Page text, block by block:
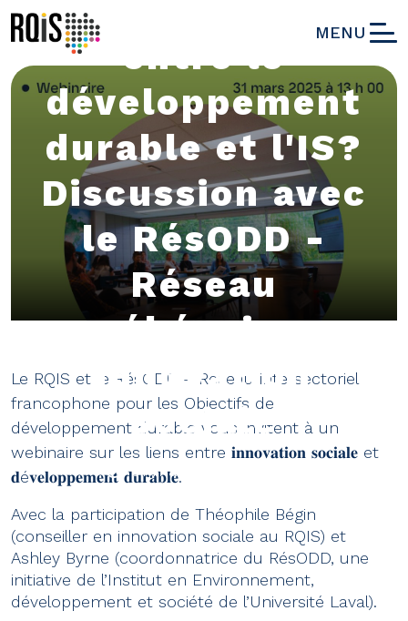
MENU
Quels liens
entre le
développement
durable et l'IS?
Discussion avec
le RésODD -
Réseau
québécois en
innovation
sociale
31 mars 2025
Le RQIS et le RésODD – Réseau intersectoriel
francophone pour les Objectifs de
développement durable vous invitent à un
webinaire sur les liens entre 𝐢𝐧𝐧𝐨𝐯𝐚𝐭𝐢𝐨𝐧 𝐬𝐨𝐜𝐢𝐚𝐥𝐞 et
𝐝é𝐯𝐞𝐥𝐨𝐩𝐩𝐞𝐦𝐞𝐧𝐭 𝐝𝐮𝐫𝐚𝐛𝐥𝐞.
Avec la participation de Théophile Bégin
(conseiller en innovation sociale au RQIS) et
Ashley Byrne (coordonnatrice du RésODD, une
initiative de l’Institut en Environnement,
développement et société de l’Université Laval).